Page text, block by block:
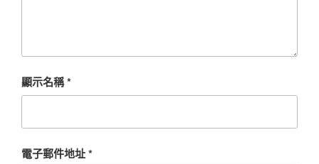
顯示名稱*
電子郵件地址*